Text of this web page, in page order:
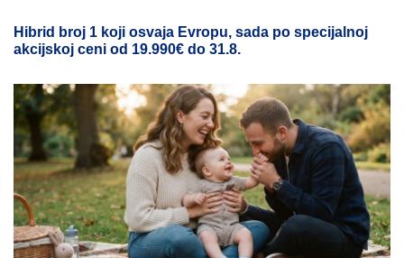
Hibrid broj 1 koji osvaja Evropu, sada po specijalnoj
akcijskoj ceni od 19.990€ do 31.8.